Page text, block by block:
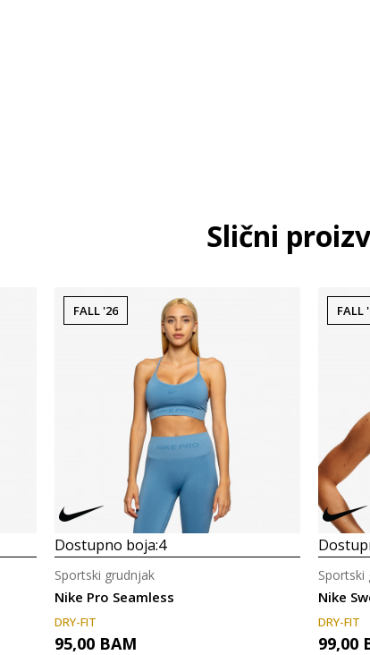
Slični
FALL '26
Dostupno boja:4
Nike Pro Seamless
Sportski grudnjak
DRY-FIT
95,00 BAM
FALL
Nike
Sportski
DRY-FIT
99,00